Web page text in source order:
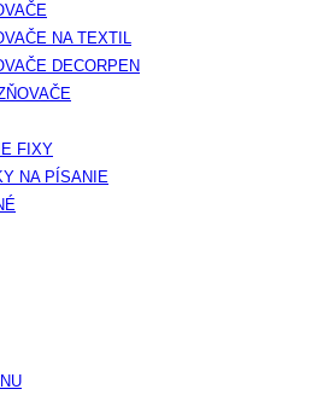
NA TEXTIL
DECORPEN
FIXY
NA PÍSANIE